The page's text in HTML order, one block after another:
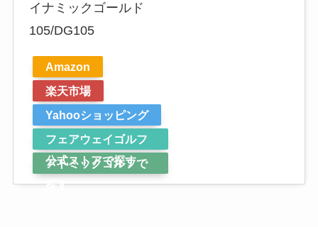
イナミックゴールド
105/DG105
Amazon
楽天市場
Yahooショッピング
フェアウェイゴルフ
公式ストアで探す
アトミックゴルフで
探す